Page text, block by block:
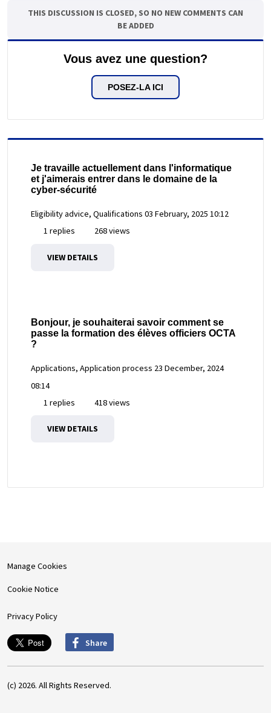
THIS DISCUSSION IS CLOSED, SO NO NEW COMMENTS CAN
BE ADDED
Vous avez une question?
POSEZ-LA ICI
Je travaille actuellement dans l'informatique
et j'aimerais entrer dans le domaine de la
cyber-sécurité
Eligibility advice, Qualifications 03 February, 2025 10:12
1 replies
268 views
VIEW DETAILS
Bonjour, je souhaiterai savoir comment se
passe la formation des élèves officiers OCTA
?
Applications, Application process 23 December, 2024
08:14
1 replies
418 views
VIEW DETAILS
Manage Cookies
Cookie Notice
Privacy Policy
Share
(c) 2026. All Rights Reserved.